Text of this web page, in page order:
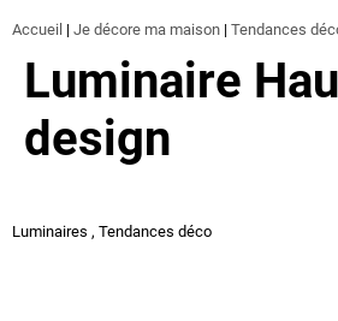
Accueil | Je décore ma maison | Tendances
Luminaire
design
Luminaires , Tendances déco